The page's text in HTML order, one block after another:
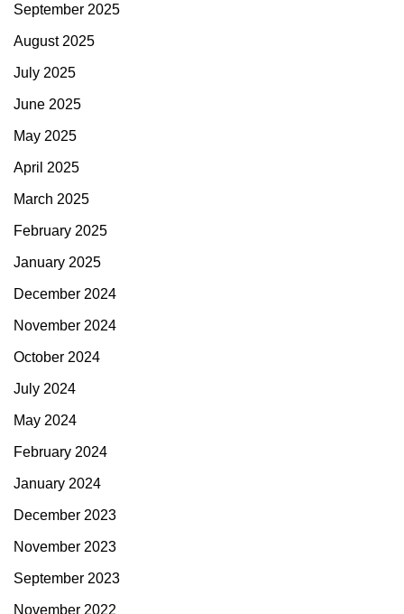
September 2025
August 2025
July 2025
June 2025
May 2025
April 2025
March 2025
February 2025
January 2025
December 2024
November 2024
October 2024
July 2024
May 2024
February 2024
January 2024
December 2023
November 2023
September 2023
November 2022